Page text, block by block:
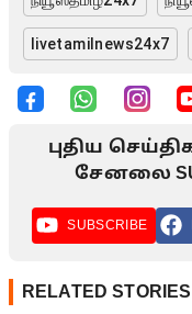
livetamilnews24x7
புதிய
சேனலை
SUBSCRIBE
RELATED STORIES